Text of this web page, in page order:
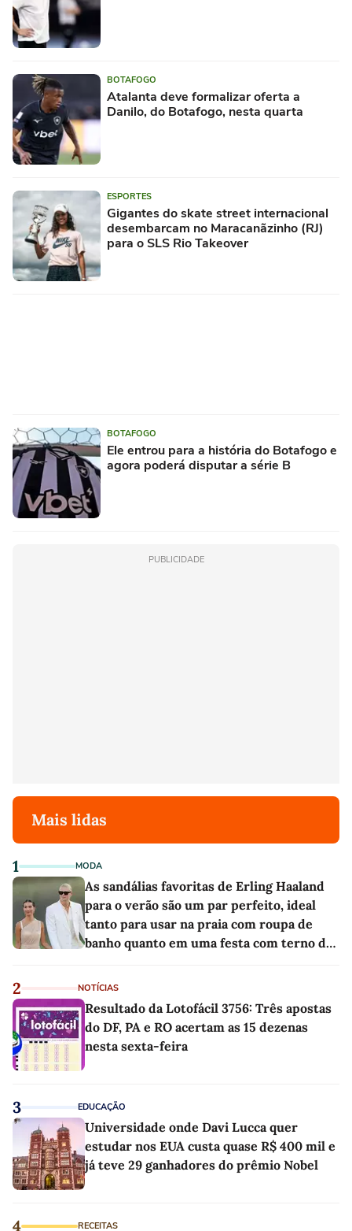
BOTAFOGO
Atalanta deve formalizar oferta a
Danilo, do Botafogo, nesta quarta
ESPORTES
Gigantes do skate street internacional
desembarcam no Maracanãzinho (RJ)
para o SLS Rio Takeover
BOTAFOGO
Ele entrou para a história do Botafogo e
agora poderá disputar a série B
PUBLICIDADE
Mais lidas
1 MODA
As sandálias favoritas de Erling Haaland
para o verão são um par perfeito, ideal
tanto para usar na praia com roupa de
banho quanto em uma festa com terno de
2 NOTÍCIAS
Resultado da Lotofácil 3756: Três apostas
do DF, PA e RO acertam as 15 dezenas
nesta sexta-feira
3 EDUCAÇÃO
Universidade onde Davi Lucca quer
estudar nos EUA custa quase R$ 400 mil e
já teve 29 ganhadores do prêmio Nobel
4 RECEITAS